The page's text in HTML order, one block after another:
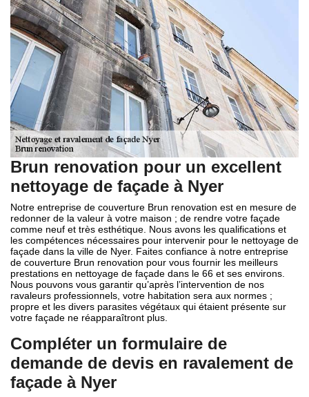
Brun renovation pour un excellent
nettoyage de façade à Nyer
Notre entreprise de couverture Brun renovation est en mesure de
redonner de la valeur à votre maison ; de rendre votre façade
comme neuf et très esthétique. Nous avons les qualifications et
les compétences nécessaires pour intervenir pour le nettoyage de
façade dans la ville de Nyer. Faites confiance à notre entreprise
de couverture Brun renovation pour vous fournir les meilleurs
prestations en nettoyage de façade dans le 66 et ses environs.
Nous pouvons vous garantir qu’après l’intervention de nos
ravaleurs professionnels, votre habitation sera aux normes ;
propre et les divers parasites végétaux qui étaient présente sur
votre façade ne réapparaîtront plus.
Compléter un formulaire de
demande de devis en ravalement de
façade à Nyer